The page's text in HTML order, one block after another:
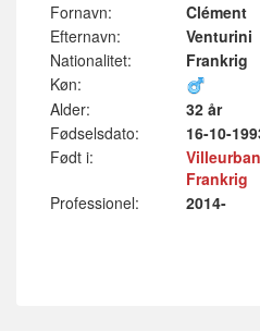
Fornavn:
Clément
Efternavn:
Venturini
Nationalitet:
Frankrig
Køn:
Alder:
32 år
Fødselsdato:
16-10-
Født i:
Frankrig
Professionel:
2014-